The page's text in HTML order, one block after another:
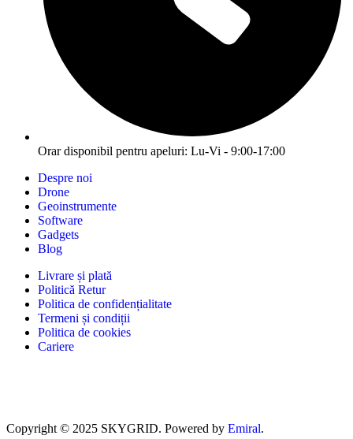
Orar disponibil pentru apeluri: Lu-Vi - 9:00-17:00
Despre noi
Drone
Geoinstrumente
Software
Gadgets
Blog
Livrare și plată
Politică Retur
Politica de confidențialitate
Termeni și condiții
Politica de cookies
Cariere
Copyright © 2025 SKYGRID. Powered by Emiral.